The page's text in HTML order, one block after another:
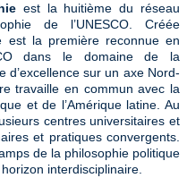
est la huitième du réseau
de l’UNESCO. Créée
est la première reconnue en
dans le domaine de la
d’excellence sur un axe Nord-
travaille en commun avec la
et de l’Amérique latine. Au
centres universitaires et
et pratiques convergents.
de la philosophie politique
interdisciplinaire.